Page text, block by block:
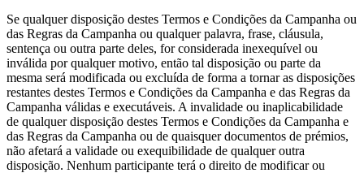
Se qualquer disposição destes Termos e Condições da Campanha ou
das Regras da Campanha ou qualquer palavra, frase, cláusula,
sentença ou outra parte deles, for considerada inexequível ou
inválida por qualquer motivo, então tal disposição ou parte da
mesma será modificada ou excluída de forma a tornar as disposições
restantes destes Termos e Condições da Campanha e das Regras da
Campanha válidas e executáveis. A invalidade ou inaplicabilidade
de qualquer disposição destes Termos e Condições da Campanha e
das Regras da Campanha ou de quaisquer documentos de prémios,
não afetará a validade ou exequibilidade de qualquer outra
disposição. Nenhum participante terá o direito de modificar ou